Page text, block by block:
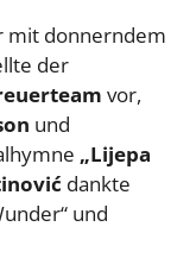
mit donnerndem
der
vor,
und
„Lijepa
dankte
und